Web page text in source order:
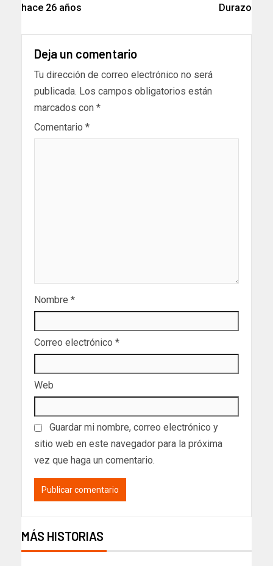
hace 26 años
Durazo
Deja un comentario
Tu dirección de correo electrónico no será
publicada. Los campos obligatorios están
marcados con *
Comentario *
Nombre *
Correo electrónico *
Web
Guardar mi nombre, correo electrónico y
sitio web en este navegador para la próxima
vez que haga un comentario.
MÁS HISTORIAS